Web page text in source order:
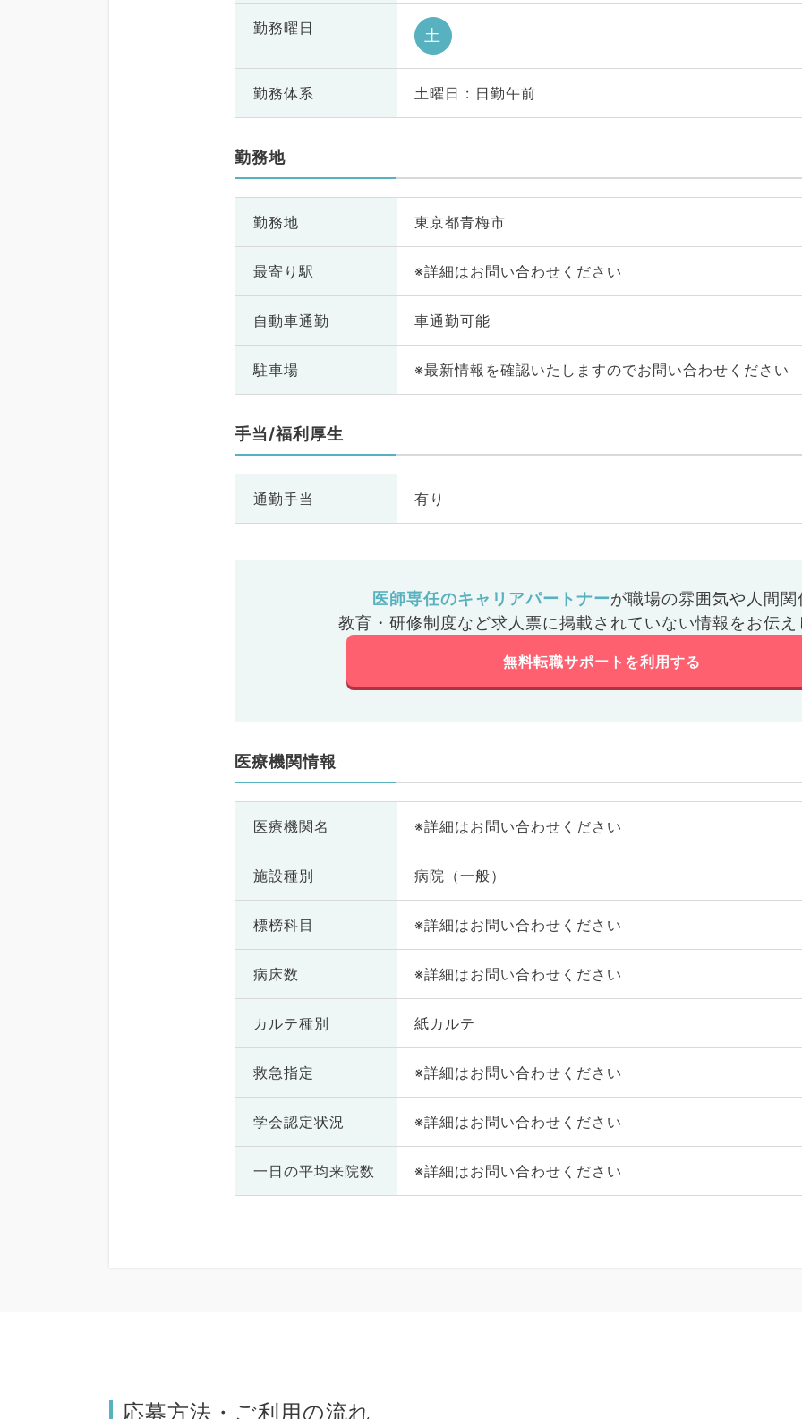
勤務曜日 土
勤務体系 土曜日 : 日勤午前
勤務地
勤務地 東京都青梅市
最寄り駅 ※詳細はお問い合わせください
自動車通勤 車通勤可能
駐車場 ※最新情報を確認いたしますのでお問い合わせください
手当/福利厚生
通勤手当 有り
医師専任のキャリアパートナーが職場の雰囲気や人間関
教育・研修制度など求人票に掲載されていない情報をお伝え
無料転職サポートを利用する
医療機関情報
医療機関名 ※詳細はお問い合わせください
施設種別 病院（一般）
標榜科目 ※詳細はお問い合わせください
病床数 ※詳細はお問い合わせください
カルテ種別 紙カルテ
救急指定 ※詳細はお問い合わせください
学会認定状況 ※詳細はお問い合わせください
一日の平均来院数 ※詳細はお問い合わせください
応募方法・ご利用の流れ